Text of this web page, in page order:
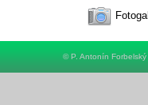
© P. Antonín